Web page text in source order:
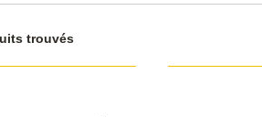
trouvés